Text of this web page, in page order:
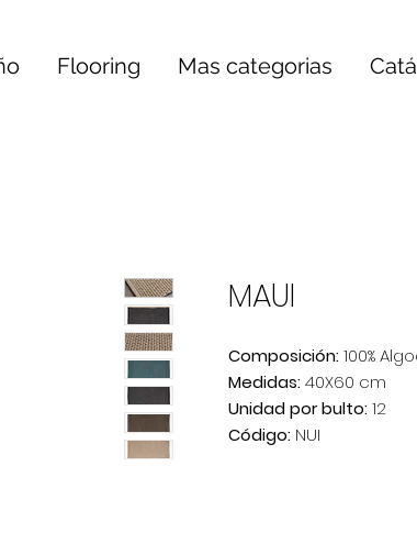
Flooring Mas categorias
MAUI
Composición:100%
Medidas:40X60 cm
Unidad por bulto:12
Código: NUI